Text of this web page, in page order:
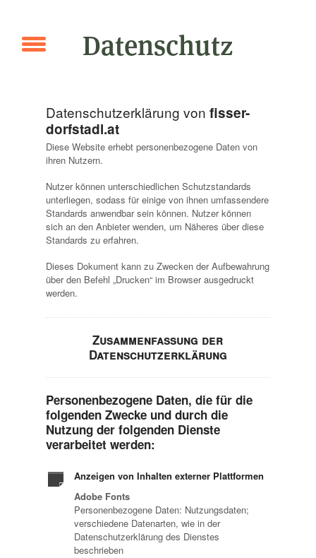
Datenschutz
Datenschutzerklärung von fisser-
dorfstadl.at
Diese Website erhebt personenbezogene Daten von
ihren Nutzern.
Nutzer können unterschiedlichen Schutzstandards
unterliegen, sodass für einige von ihnen umfassendere
Standards anwendbar sein können. Nutzer können
sich an den Anbieter wenden, um Näheres über diese
Standards zu erfahren.
Dieses Dokument kann zu Zwecken der Aufbewahrung
über den Befehl „Drucken“ im Browser ausgedruckt
werden.
Zusammenfassung der
Datenschutzerklärung
Personenbezogene Daten, die für die
folgenden Zwecke und durch die
Nutzung der folgenden Dienste
verarbeitet werden:
Anzeigen von Inhalten externer Plattformen
Adobe Fonts
Personenbezogene Daten: Nutzungsdaten;
verschiedene Datenarten, wie in der
Datenschutzerklärung des Dienstes
beschrieben